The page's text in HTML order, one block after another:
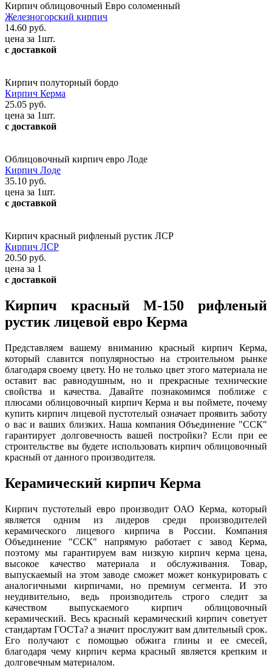
Кирпич облицовочный Евро соломенный
Железногорский кирпич
14.60 руб.
цена за 1шт.
с доставкой
Кирпич полуторный бордо
Кирпич Керма
25.05 руб.
цена за 1шт.
с доставкой
Облицовочный кирпич евро Лоде
Кирпич Лоде
35.10 руб.
цена за 1шт.
с доставкой
Кирпич красный рифленый рустик ЛСР
Кирпич ЛСР
20.50 руб.
цена за 1
с доставкой
Кирпич красный М-150 рифленый
рустик лицевой евро Керма
Представляем вашему вниманию красный кирпич Керма,
который славится популярностью на строительном рынке
благодаря своему цвету. Но не только цвет этого материала не
оставит вас равнодушным, но и прекрасные технические
свойства и качества. Давайте познакомимся поближе с
плюсами облицовочный кирпич Керма и вы поймете, почему
купить кирпич лицевой пустотелый означает проявить заботу
о вас и ваших близких. Наша компания Объединение "ССК"
гарантирует долговечность вашей постройки? Если при ее
строительстве вы будете использовать кирпич облицовочный
красный от данного производителя.
Керамический кирпич Керма
Кирпич пустотелый евро производит ОАО Керма, который
является одним из лидеров среди производителей
керамического лицевого кирпича в России. Компания
Объединение "ССК" напрямую работает с завод Керма,
поэтому мы гарантируем вам низкую кирпич керма цена,
высокое качество материала и обслуживания. Товар,
выпускаемый на этом заводе сможет может конкурировать с
аналогичными кирпичами, но премиум сегмента. И это
неудивительно, ведь производитель строго следит за
качеством выпускаемого кирпич облицовочный
керамический. Весь красный керамический кирпич советует
стандартам ГОСТа? а значит прослужит вам длительный срок.
Его получают с помощью обжига глины и ее смесей,
благодаря чему кирпич керма красный является крепким и
долговечным материалом.